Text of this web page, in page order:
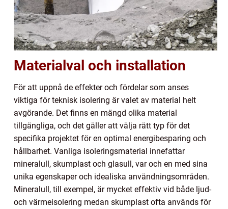
Materialval och installation
För att uppnå de effekter och fördelar som anses
viktiga för teknisk isolering är valet av material helt
avgörande. Det finns en mängd olika material
tillgängliga, och det gäller att välja rätt typ för det
specifika projektet för en optimal energibesparing och
hållbarhet. Vanliga isoleringsmaterial innefattar
mineralull, skumplast och glasull, var och en med sina
unika egenskaper och idealiska användningsområden.
Mineralull, till exempel, är mycket effektiv vid både ljud-
och värmeisolering medan skumplast ofta används för